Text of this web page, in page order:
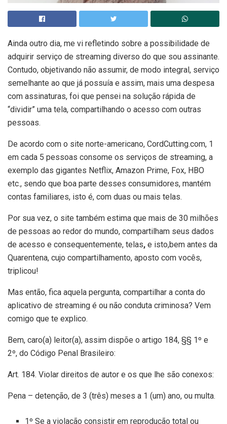
Ainda outro dia, me vi refletindo sobre a possibilidade de
adquirir serviço de streaming diverso do que sou assinante.
Contudo, objetivando não assumir, de modo integral, serviço
semelhante ao que já possuía e assim, mais uma despesa
com assinaturas, foi que pensei na solução rápida de
“dividir” uma tela, compartilhando o acesso com outras
pessoas.
De acordo com o site norte-americano, CordCutting.com, 1
em cada 5 pessoas consome os serviços de streaming, a
exemplo das gigantes Netflix, Amazon Prime, Fox, HBO
etc., sendo que boa parte desses consumidores, mantém
contas familiares, isto é, com duas ou mais telas.
Por sua vez, o site também estima que mais de 30 milhões
de pessoas ao redor do mundo, compartilham seus dados
de acesso e consequentemente, telas, e isto,bem antes da
Quarentena, cujo compartilhamento, aposto com vocês,
triplicou!
Mas então, fica aquela pergunta, compartilhar a conta do
aplicativo de streaming é ou não conduta criminosa? Vem
comigo que te explico.
Bem, caro(a) leitor(a), assim dispõe o artigo 184, §§ 1º e
2º, do Código Penal Brasileiro:
Art. 184. Violar direitos de autor e os que lhe são conexos:
Pena – detenção, de 3 (três) meses a 1 (um) ano, ou multa.
1º Se a violação consistir em reprodução total ou